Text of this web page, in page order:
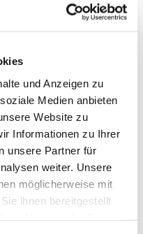
und Anzeigen zu
Medien anbieten
Website zu
Informationen zu Ihrer
unsere Partner für
weiter. Unsere
möglicherweise mit
ihnen bereitgestellt
Führerschein, mit
einer gesunden
Getränke zur
Lebens. Meterhohe,
der Bausstelle
am Maltisch, auf
und Vaterunser,
Müde bin
Augen zu. Amen.